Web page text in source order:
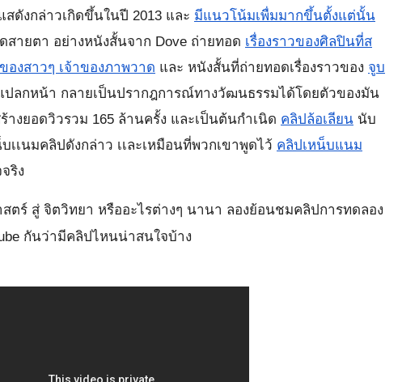
ดังกล่าวเกิดขึ้นในปี 2013 และ มีแนวโน้มเพื่มมากขึ้นตั้งแต่นั้น
สายตา อย่างหนังสั้นจาก Dove ถ่ายทอด เรื่องราวของศิลปินที่ส
องสาวๆ เจ้าของภาพวาด และ หนังสั้นที่ถ่ายทอดเรื่องราวของ จูบ
ปลกหน้า กลายเป็นปรากฎการณ์ทางวัฒนธรรมได้โดยตัวของมัน
างยอดวิวรวม 165 ล้านครั้ง และเป็นต้นกำเนิด คลิปล้อเลียน นับ
เนมคลิปดังกล่าว เเละเหมือนที่พวกเขาพูดไว้ คลิปเหน็บแนม
ริง
ตร์ สู่ จิตวิทยา หรืออะไรต่างๆ นานา ลองย้อนชมคลิปการทดลอง
กันว่ามีคลิปไหนน่าสนใจบ้าง